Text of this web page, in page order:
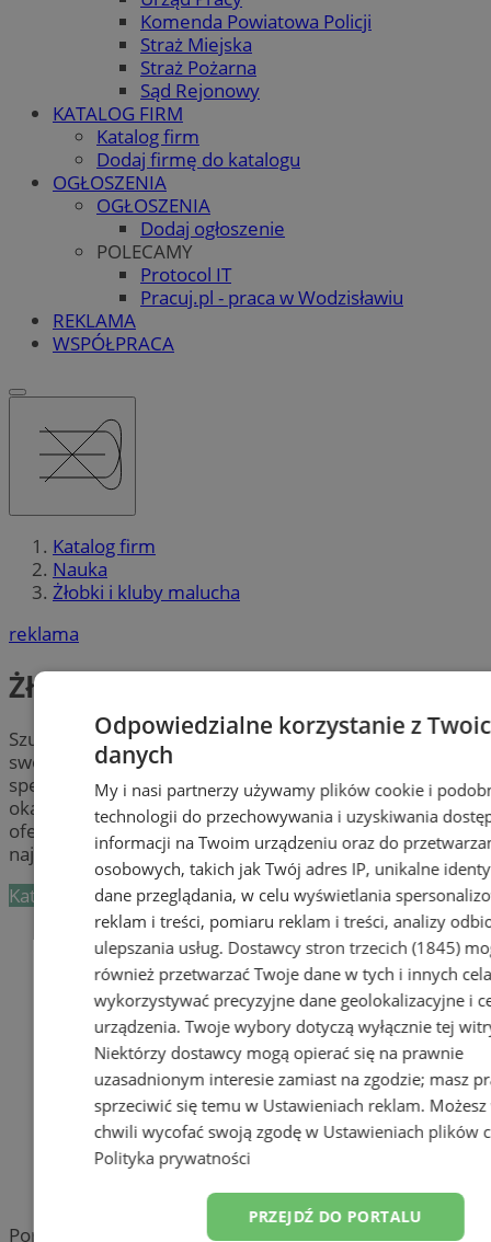
Komenda Powiatowa Policji
Straż Miejska
Straż Pożarna
Sąd Rejonowy
KATALOG FIRM
Katalog firm
Dodaj firmę do katalogu
OGŁOSZENIA
OGŁOSZENIA
Dodaj ogłoszenie
POLECAMY
Protocol IT
Pracuj.pl - praca w Wodzisławiu
REKLAMA
WSPÓŁPRACA
Katalog firm
Nauka
Żłobki i kluby malucha
reklama
Żłobki i kluby malucha
Szukasz najlepszegożłobka lub klubu malucha dla
swojego dziecka w Wodzisławiu? Zapewnij dziecku
specjalistyczną opiekę, a przy okazji spraw by miało
okazję na naukę i zabawę z rówieśnikami. Sprawdź
ofertę
żłobkóww mieście Wodzisław i wybierz
najlepsze miejsce dla twojego malucha.
Kategoria nie zawiera żadnych prezentacji firm.
Dodaj firmę
Pozostałe firmy w kategorii
reklama
Tworzenie stron www -
Wodzisław Śląski
reklama
Portal należy do sieci
Odpowiedzialne korzystanie z
danych
My i nasi partnerzy używamy plików cookie i
technologii do przechowywania i uzyskiwania
informacji na Twoim urządzeniu oraz do
osobowych, takich jak Twój adres IP, unikalne
dane przeglądania, w celu wyświetlania
reklam i treści, pomiaru reklam i treści, analizy
ulepszania usług. Dostawcy stron trzecich (1845)
również przetwarzać Twoje dane w tych i innych
wykorzystywać precyzyjne dane geolokalizacyjne i
urządzenia. Twoje wybory dotyczą wyłącznie tej
Niektórzy dostawcy mogą opierać się na prawnie
uzasadnionym interesie zamiast na zgodzie; masz
sprzeciwić się temu w Ustawieniach reklam.
chwili wycofać swoją zgodę w Ustawieniach plików
Polityka prywatności
PRZEJDŹ DO PORTALU